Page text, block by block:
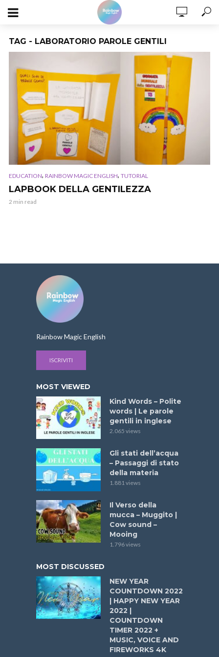
TAG - LABORATORIO PAROLE GENTILI
EDUCATION, RAINBOW MAGIC ENGLISH, TUTORIAL
LAPBOOK DELLA GENTILEZZA
2 min read
Rainbow Magic English
ISCRIVITI
MOST VIEWED
Kind Words – Polite
words | Le parole
gentili in inglese
2.065 views
Gli stati dell’acqua
– Passaggi di stato
della materia
1.881 views
Il Verso della
mucca – Muggito |
Cow sound –
Mooing
1.796 views
MOST DISCUSSED
NEW YEAR
COUNTDOWN 2022
| HAPPY NEW YEAR
2022 |
COUNTDOWN
TIMER 2022 +
MUSIC, VOICE AND
FIREWORKS 4K